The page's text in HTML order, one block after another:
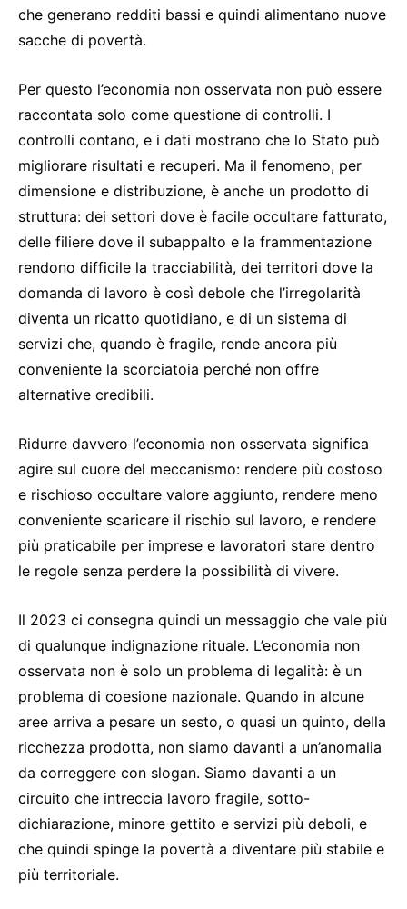
che generano redditi bassi e quindi alimentano nuove
sacche di povertà.
Per questo l’economia non osservata non può essere
raccontata solo come questione di controlli. I
controlli contano, e i dati mostrano che lo Stato può
migliorare risultati e recuperi. Ma il fenomeno, per
dimensione e distribuzione, è anche un prodotto di
struttura: dei settori dove è facile occultare fatturato,
delle filiere dove il subappalto e la frammentazione
rendono difficile la tracciabilità, dei territori dove la
domanda di lavoro è così debole che l’irregolarità
diventa un ricatto quotidiano, e di un sistema di
servizi che, quando è fragile, rende ancora più
conveniente la scorciatoia perché non offre
alternative credibili.
Ridurre davvero l’economia non osservata significa
agire sul cuore del meccanismo: rendere più costoso
e rischioso occultare valore aggiunto, rendere meno
conveniente scaricare il rischio sul lavoro, e rendere
più praticabile per imprese e lavoratori stare dentro
le regole senza perdere la possibilità di vivere.
Il 2023 ci consegna quindi un messaggio che vale più
di qualunque indignazione rituale. L’economia non
osservata non è solo un problema di legalità: è un
problema di coesione nazionale. Quando in alcune
aree arriva a pesare un sesto, o quasi un quinto, della
ricchezza prodotta, non siamo davanti a un’anomalia
da correggere con slogan. Siamo davanti a un
circuito che intreccia lavoro fragile, sotto-
dichiarazione, minore gettito e servizi più deboli, e
che quindi spinge la povertà a diventare più stabile e
più territoriale.